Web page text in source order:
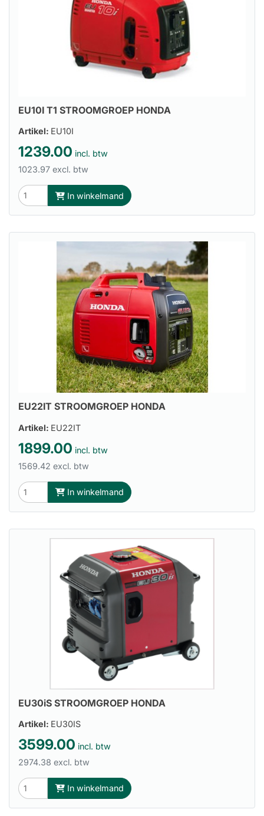
EU10I T1 STROOMGROEP HONDA
Artikel: EU10I
1239.00 incl. btw
1023.97 excl. btw
In winkelmand
EU22IT STROOMGROEP HONDA
Artikel: EU22IT
1899.00 incl. btw
1569.42 excl. btw
In winkelmand
EU30iS STROOMGROEP HONDA
Artikel: EU30IS
3599.00 incl. btw
2974.38 excl. btw
In winkelmand